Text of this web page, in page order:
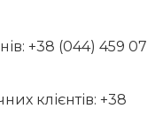
+38 (044) 459 07
клієнтів: +38